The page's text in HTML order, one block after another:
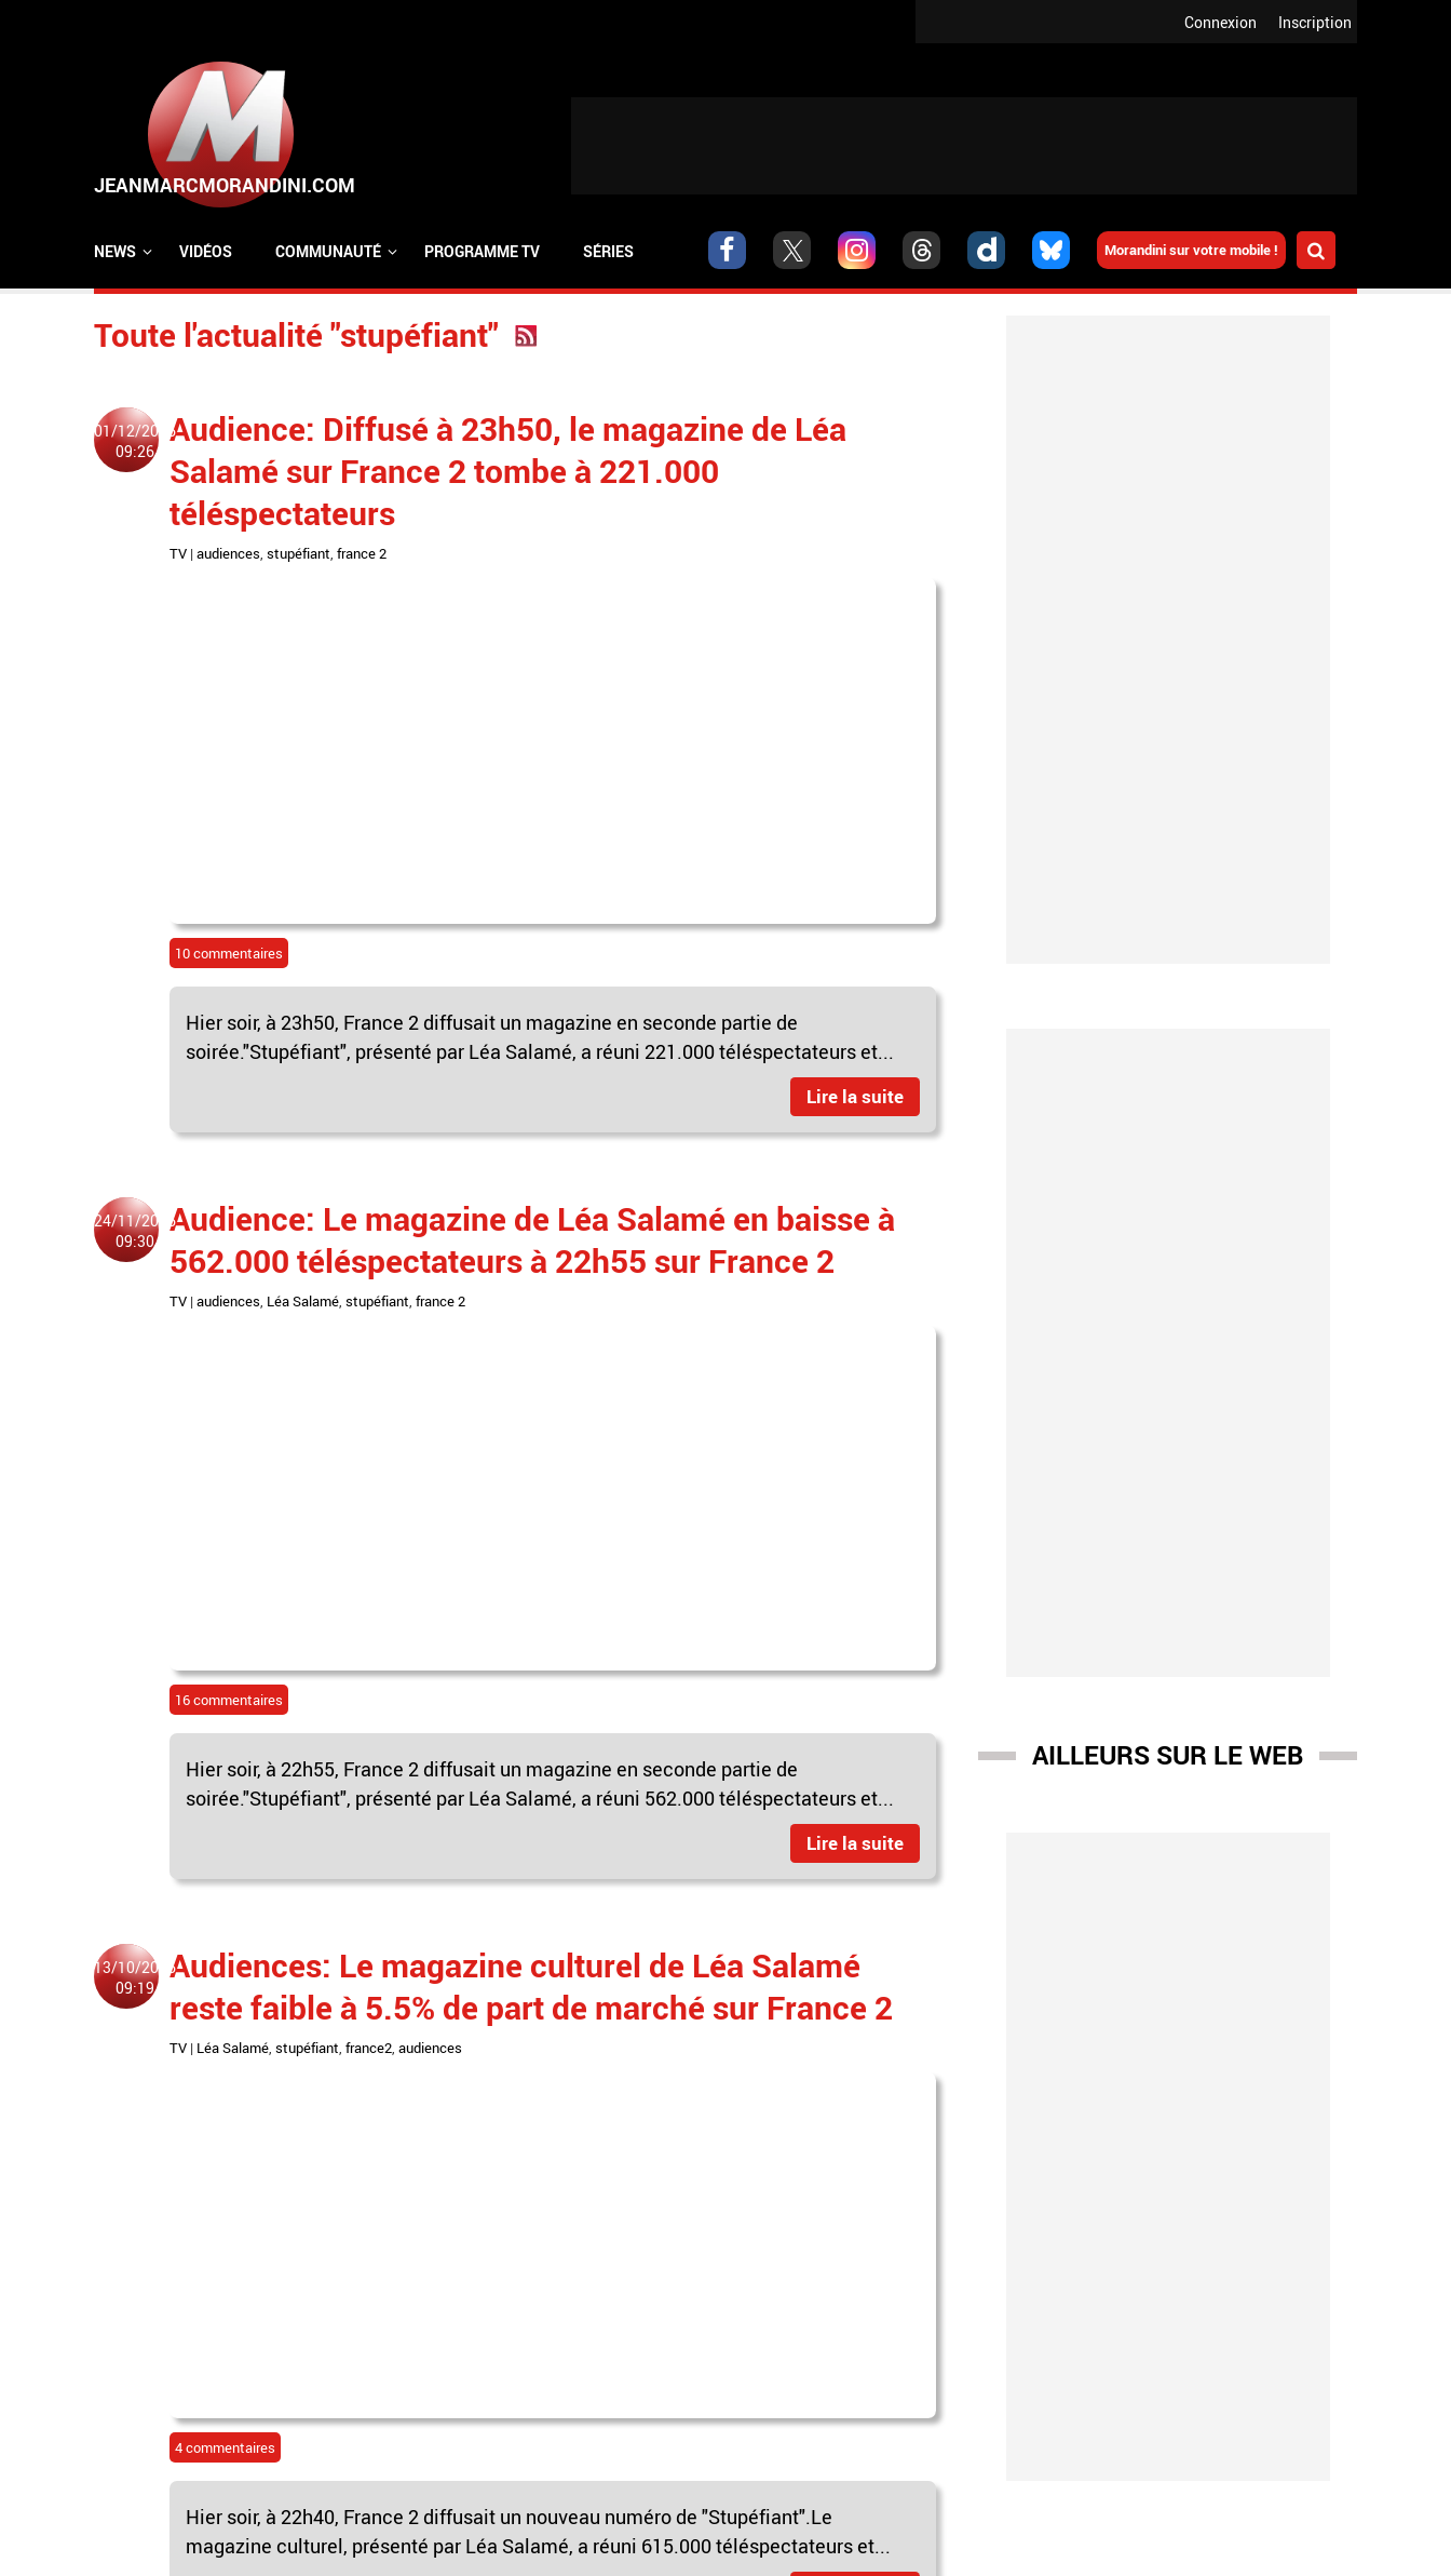
Inscription
Connexion
Morandini sur votre mobile !
NEWS VIDÉOS COMMUNAUTÉ PROGRAMME TV SÉRIES
Toute l'actualité "stupéfiant"
01/12/2016
09:26
Audience: Diffusé à 23h50, le magazine de Léa
Salamé sur France 2 tombe à 221.000
téléspectateurs
TV | audiences, stupéfiant, france 2
10 commentaires
Hier soir, à 23h50, France 2 diffusait un magazine en seconde partie de
soirée."Stupéfiant", présenté par Léa Salamé, a réuni 221.000 téléspectateurs et...
Lire la suite
24/11/2016
09:30
Audience: Le magazine de Léa Salamé en baisse à
562.000 téléspectateurs à 22h55 sur France 2
TV | audiences Léa Salamé stupéfiant france 2
16 commentaires
Hier soir, à 22h55, France 2 diffusait un magazine en seconde partie de
soirée."Stupéfiant", présenté par Léa Salamé, a réuni 562.000 téléspectateurs et...
Lire la suite
13/10/2016
09:19
Audiences: Le magazine culturel de Léa Salamé
reste faible à 5.5% de part de marché sur France 2
TV | Léa Salamé, stupéfiant, france2, audiences
4 commentaires
Hier soir, à 22h40, France 2 diffusait un nouveau numéro de "Stupéfiant".Le
magazine culturel, présenté par Léa Salamé, a réuni 615.000 téléspectateurs et...
AILLEURS SUR LE WEB